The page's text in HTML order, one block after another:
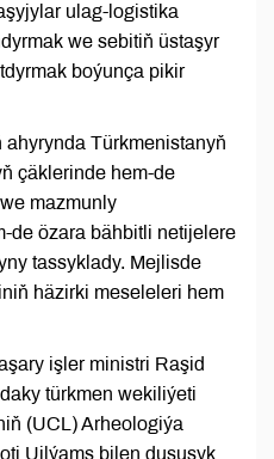
ulag-logistika
we sebitiň üstaşyr
boýunça pikir
Türkmenistanyň
çäklerinde hem-de
mazmunly
de özara bähbitli netijelere
tassyklady. Mejlisde
häzirki meseleleri hem
işler ministri Raşid
türkmen wekiliýeti
(UCL) Arheologiýa
Uilýams bilen duşuşyk